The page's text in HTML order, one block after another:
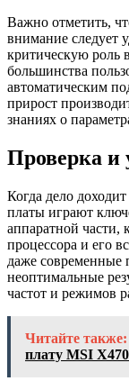
Важно отметить,
внимание следует
критическую роль
большинства
автоматическим
прирост
знаниях о
Проверка и
Когда дело
платы играют
аппаратной части,
процессора и его
даже современные
неоптимальные
частот и режимов
Читайте также:
плату MSI